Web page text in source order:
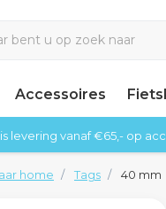
Accessoires
levering vanaf €65,- op
home Tags 40 mm